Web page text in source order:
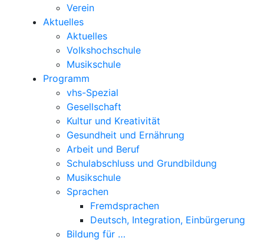
Verein
Aktuelles
Aktuelles
Volkshochschule
Musikschule
Programm
vhs-Spezial
Gesellschaft
Kultur und Kreativität
Gesundheit und Ernährung
Arbeit und Beruf
Schulabschluss und Grundbildung
Musikschule
Sprachen
Fremdsprachen
Deutsch, Integration, Einbürgerung
Bildung für …